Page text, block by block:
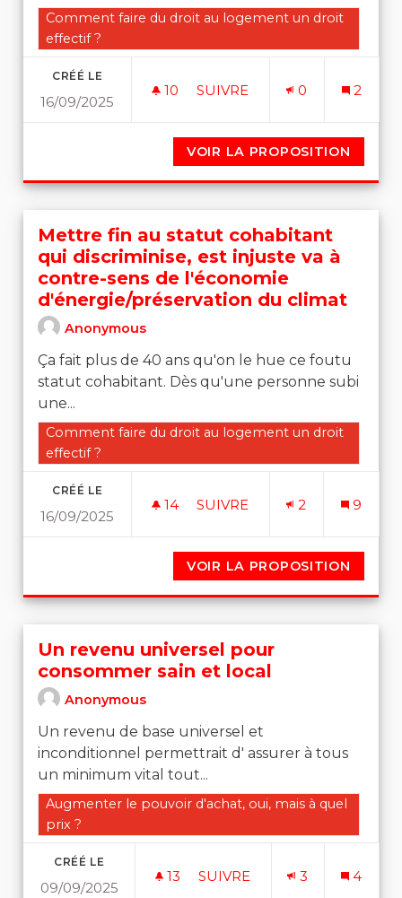
Filtrer les résultats de la catégorie : Comment faire
Comment faire du droit au logement un droit
effectif ?
CRÉÉ LE
16/09/2025
10 10 ABONNÉS
SUIVRE 0 2
VOIR LA PROPOSITION
Mettre fin au statut cohabitant
qui discriminise, est injuste va à
contre-sens de l'économie
d'énergie/préservation du climat
Anonymous
Ça fait plus de 40 ans qu'on le hue ce foutu
statut cohabitant. Dès qu'une personne subi
une...
Filtrer les résultats de la catégorie : Comment faire
Comment faire du droit au logement un droit
effectif ?
CRÉÉ LE
16/09/2025
14 14 ABONNÉS
SUIVRE 2 9
VOIR LA PROPOSITION
Un revenu universel pour
consommer sain et local
Anonymous
Un revenu de base universel et
inconditionnel permettrait d' assurer à tous
un minimum vital tout...
Filtrer les résultats de la catégorie : Augmenter le
Augmenter le pouvoir d'achat, oui, mais à quel
prix ?
CRÉÉ LE
09/09/2025
13 13 ABONNÉS
SUIVRE 3 4